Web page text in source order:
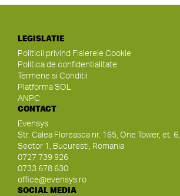
LEGISLATIE
Politicii privind Fisierele Cookie
Politica de confidentialitate
Termene si Conditii
Platforma SOL
ANPC
CONTACT
Evensys
Str. Calea Floreasca nr. 165, One Tower, et. 6,
Sector 1, Bucuresti, Romania
0727 739 926
0733 678 630
office@evensys.ro
SOCIAL MEDIA